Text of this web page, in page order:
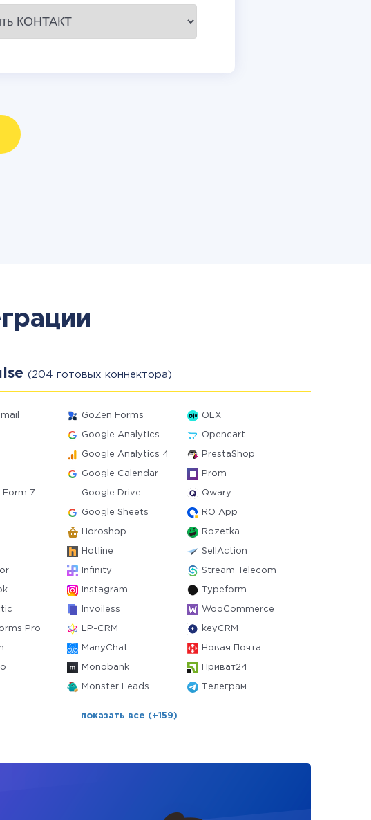
(204 готовых коннектора)
GoZen Forms OLX
Google Analytics Opencart
Google Analytics 4 PrestaShop
Google Calendar Prom
7 Google Drive Qwary
Google Sheets RO App
Horoshop Rozetka
Hotline SellAction
Infinity Stream Telecom
Instagram Typeform
Invoiless WooCommerce
Pro LP-CRM keyCRM
ManyChat Новая Почта
Monobank Приват24
Monster Leads Телеграм
показать все (+159)